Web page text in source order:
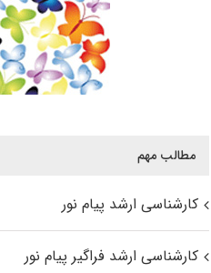
مطالب مهم
کارشناسی ارشد پیام نور
کارشناسی ارشد فراگیر پیام نور